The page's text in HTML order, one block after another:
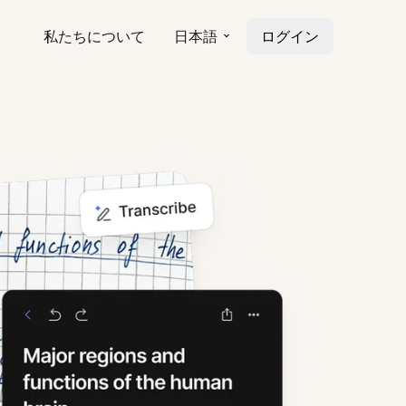
私たちについて 日本語 ログイン